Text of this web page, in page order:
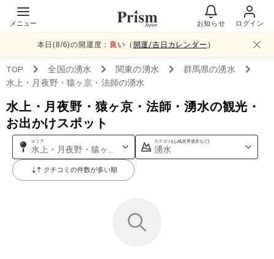
メニュー お知らせ ログイン
本日(8/6)の開運度： 良い （ 開運/吉日カレンダー ）
TOP 全国の湧水 関東の湧水 群馬県の湧水
水上・月夜野・猿ヶ京・法師の湧水
水上・月夜野・猿ヶ京・法師・湧水の観光・
お出かけスポット
エリア
水上・月夜野・猿ヶ京・法師
カテゴリ(山,城,世界遺産など)
湧水
クチコミの件数が多い順